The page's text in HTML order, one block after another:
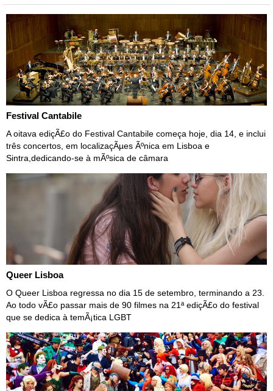
Festival Cantabile
A oitava ediçÃ£o do Festival Cantabile começa hoje, dia 14, e inclui
três concertos, em localizaçÃµes Ãºnica em Lisboa e
Sintra,dedicando-se à mÃºsica de câmara
Queer Lisboa
O Queer Lisboa regressa no dia 15 de setembro, terminando a 23.
Ao todo vÃ£o passar mais de 90 filmes na 21ª ediçÃ£o do festival
que se dedica à temÃ¡tica LGBT